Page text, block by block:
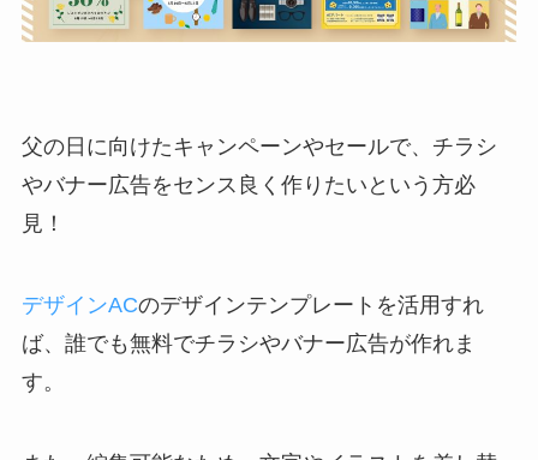
父の日に向けたキャンペーンやセールで、チラシ
やバナー広告をセンス良く作りたいという方必
見！
デザインACのデザインテンプレートを活用すれ
ば、誰でも無料でチラシやバナー広告が作れま
す。